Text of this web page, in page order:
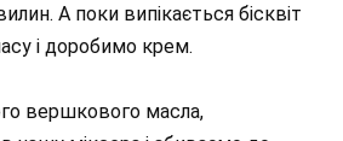
А поки випікається бісквіт
і доробимо крем.
вершкового масла,